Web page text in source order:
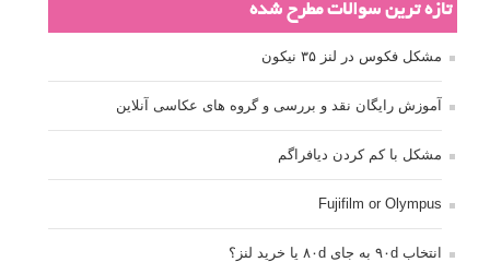
تازه ترین سوالات مطرح شده
مشکل فکوس در لنز ۳۵ نیکون
آموزش رایگان نقد و بررسی و گروه های عکاسی آنلاین
مشکل با کم کردن دیافراگم
Fujifilm or Olympus
انتخاب ۹۰d به جای ۸۰d یا خرید لنز؟